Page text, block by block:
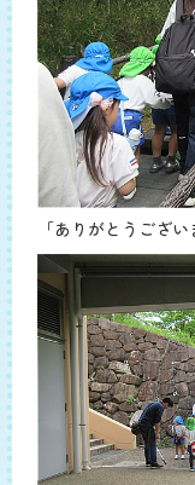
「ありがとうござ